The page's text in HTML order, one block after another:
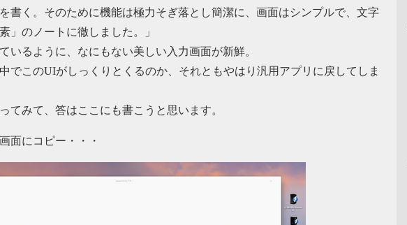
書く。そのために機能は極力そぎ落とし簡潔に、画面はシンプルで、文字
」のノートに徹しました。」
いるように、なにもない美しい入力画面が新鮮。
でこのUIがしっくりとくるのか、それともやはり汎用アプリに戻してしま
てみて、答はここにも書こうと思います。
面にコピー・・・